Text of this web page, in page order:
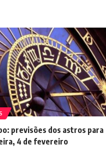
previsões dos astros para
4 de fevereiro